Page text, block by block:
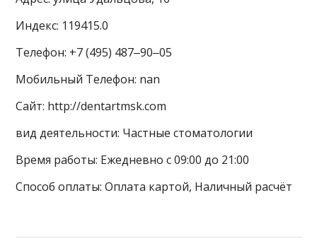
Индекс: 119415.0
Телефон: +7 (495) 487‒90‒05
Мобильный Телефон: nan
Сайт: http://dentartmsk.com
вид деятельности: Частные стоматологии
Время работы: Ежедневно с 09:00 до 21:00
Способ оплаты: Оплата картой, Наличный расчёт